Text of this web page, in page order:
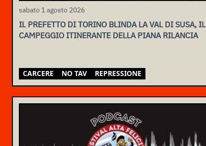
sabato 1 agosto 2026
IL PREFETTO DI TORINO BLINDA LA VAL DI SUSA, IL
CAMPEGGIO ITINERANTE DELLA PIANA RILANCIA
CARCERE NO TAV REPRESSIONE